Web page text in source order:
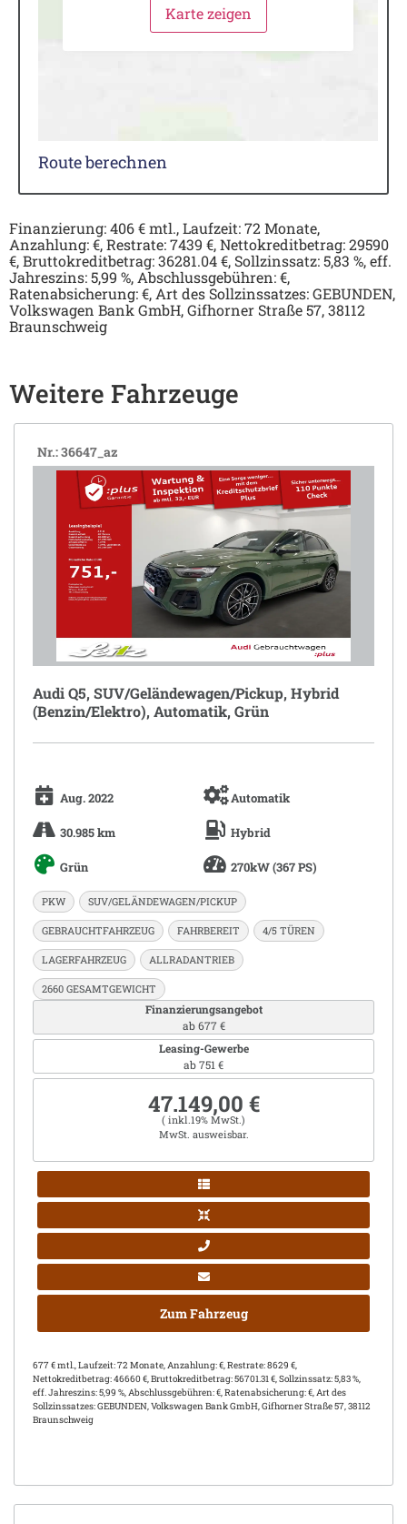
Karte zeigen
Route berechnen
Finanzierung: 406 € mtl., Laufzeit: 72 Monate,
Anzahlung: €, Restrate: 7439 €, Nettokreditbetrag: 29590
€, Bruttokreditbetrag: 36281.04 €, Sollzinssatz: 5,83 %, eff.
Jahreszins: 5,99 %, Abschlussgebühren: €,
Ratenabsicherung: €, Art des Sollzinssatzes: GEBUNDEN,
Volkswagen Bank GmbH, Gifhorner Straße 57, 38112
Braunschweig
Weitere Fahrzeuge
Nr.: 36647_az
Audi Q5, SUV/Geländewagen/Pickup, Hybrid
(Benzin/Elektro), Automatik, Grün
Aug. 2022 Automatik
30.985 km Hybrid
Grün 270kW (367 PS)
PKW SUV/GELÄNDEWAGEN/PICKUP
GEBRAUCHTFAHRZEUG FAHRBEREIT 4/5 TÜREN
LAGERFAHRZEUG ALLRADANTRIEB
2660 GESAMTGEWICHT
Finanzierungsangebot
ab 677 €
Leasing-Gewerbe
ab 751 €
47.149,00 €
( inkl.19% MwSt.)
MwSt. ausweisbar.
Zum Fahrzeug
677 € mtl., Laufzeit: 72 Monate, Anzahlung: €, Restrate: 8629 €,
Nettokreditbetrag: 46660 €, Bruttokreditbetrag: 56701.31 €, Sollzinssatz: 5,83 %,
eff. Jahreszins: 5,99 %, Abschlussgebühren: €, Ratenabsicherung: €, Art des
Sollzinssatzes: GEBUNDEN, Volkswagen Bank GmbH, Gifhorner Straße 57, 38112
Braunschweig